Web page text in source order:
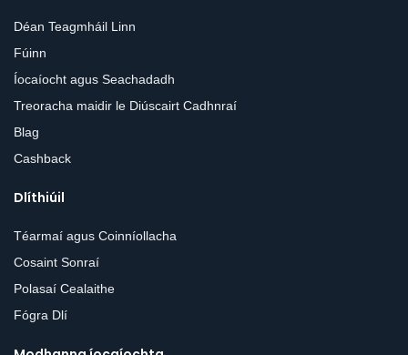
Déan Teagmháil Linn
Fúinn
Íocaíocht agus Seachadadh
Treoracha maidir le Diúscairt Cadhnraí
Blag
Cashback
Dlíthiúil
Téarmaí agus Coinníollacha
Cosaint Sonraí
Polasaí Cealaithe
Fógra Dlí